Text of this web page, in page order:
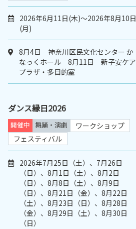
2026年6月11日(木)～2026年8月10日
(月)
8月4日 神奈川区民文化センター か
なっくホール 8月11日 新子安ケア
プラザ・多目的室
ダンス縁日2026
開催中 舞踊・演劇
ワークショップ
フェスティバル
2026年7月25日（土）、7月26日
（日）、8月1日（土）、8月2日
（日）、8月8日（土）、8月9日
（日）、8月21日（金）、8月22日
（土）、8月23日（日）、8月28日
（金）、8月29日（土）、8月30日
（日）